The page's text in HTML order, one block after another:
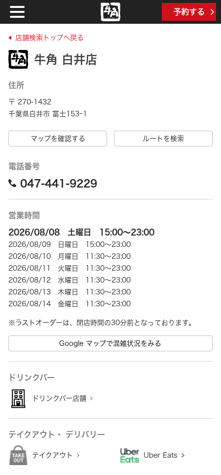
予約する
店舗検索トップへ戻る
牛角 白井店
住所
〒 270-1432
千葉県白井市 冨士153ｰ1
マップを確認する ルートを検索
電話番号
047-441-9229
営業時間
2026/08/08 土曜日 15:00～23:00
2026/08/09 日曜日 15:00～23:00
2026/08/10 月曜日 11:30～23:00
2026/08/11 火曜日 11:30～23:00
2026/08/12 水曜日 11:30～23:00
2026/08/13 木曜日 11:30～23:00
2026/08/14 金曜日 11:30～23:00
※ラストオーダーは、閉店時間の30分前となっております。
Google マップで混雑状況をみる
ドリンクバー
ドリンクバー店舗
テイクアウト・ デリバリー
テイクアウト Uber Eats